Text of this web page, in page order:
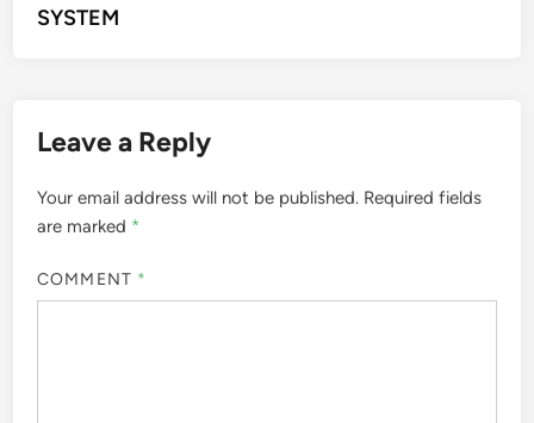
SYSTEM
Leave a Reply
Your email address will not be published. Required fields
are marked *
COMMENT *